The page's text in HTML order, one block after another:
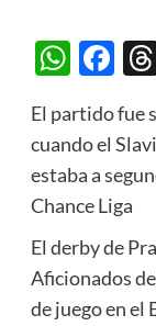
El partido fue
cuando el
estaba a
Chance Liga
El derby de
Aficionados
de juego en el